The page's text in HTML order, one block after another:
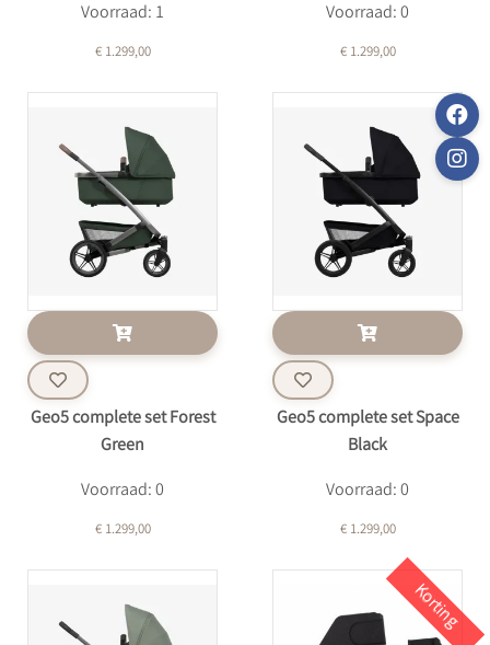
Voorraad: 1
€ 1.299,00
Voorraad: 0
€ 1.299,00
Geo5 complete set Forest
Green
Voorraad: 0
€ 1.299,00
Geo5 complete set Space
Black
Voorraad: 0
€ 1.299,00
Korting